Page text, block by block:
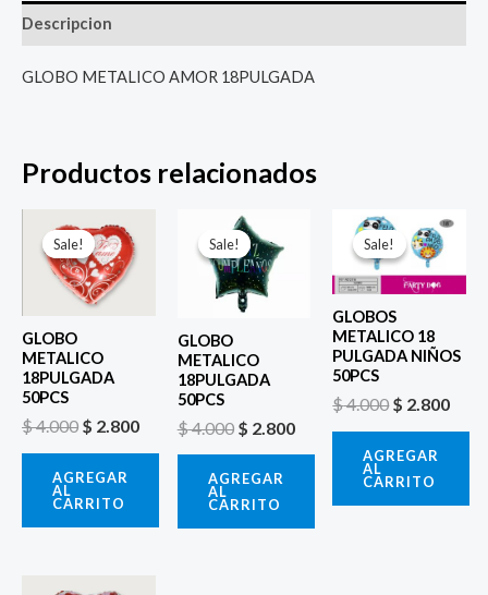
Descripcion
GLOBO METALICO AMOR 18PULGADA
Productos relacionados
Sale!
Sale!
GLOBO
METALICO
18PULGADA
50PCS
$4.000
precio
original
era:
$ 4.000.
$ 2.800
AGREGAR
AL
CARRITO
Sale!
Sale!
GLOBO
METALICO
18PULGADA
50PCS
$4.000
El
precio
original
era:
$ 4.000.
$ 2.800
$ 2.800.
AGREGAR
AL
CARRITO
Sale!
Sale!
GLOBOS
METALICO 18
PULGADA NIÑOS
50PCS
$4.000
El
precio
original
era:
$ 4.000.
$ 2.800
El
AGREGAR
AL
CARRITO